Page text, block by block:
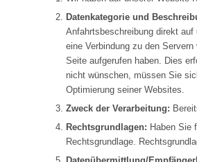
Datenkategorie und
Anfahrtsbeschreibung direkt
eine Verbindung zu den
Seite aufgerufen haben. Dies
nicht wünschen, müssen Sie
Optimierung seiner Websites.
Zweck der Verarbeitung:
Rechtsgrundlagen: Haben Sie
Rechtsgrundlage.